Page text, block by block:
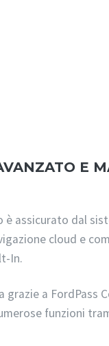
E
assicurato dal
cloud e
In.
grazie a FordPass
funzioni